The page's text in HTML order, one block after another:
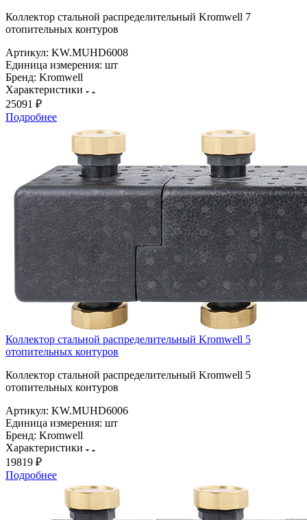
Коллектор стальной распределительный Kromwell 7
отопительных контуров
Артикул: KW.MUHD6008
Единица измерения: шт
Бренд: Kromwell
Характеристики
25091 ₽
Подробнее
Коллектор стальной распределительный Kromwell 5
отопительных контуров
Коллектор стальной распределительный Kromwell 5
отопительных контуров
Артикул: KW.MUHD6006
Единица измерения: шт
Бренд: Kromwell
Характеристики
19819 ₽
Подробнее